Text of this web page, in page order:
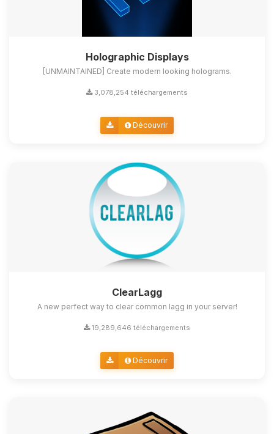
Holographic Displays
[UNMAINTAINED] Create modern looking holograms.
3,078,254 téléchargements
Découvrir
ClearLagg
A new perfect way to clear common lagg in your server!
19,289,646 téléchargements
Découvrir